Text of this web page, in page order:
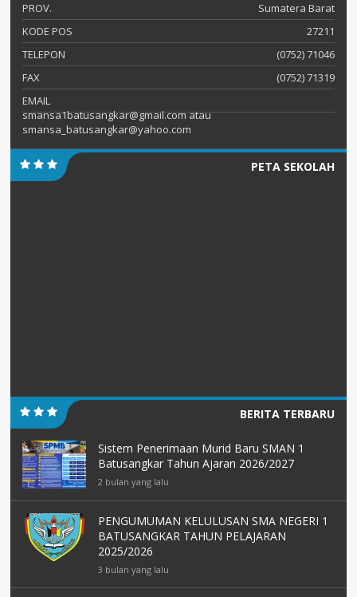
PROV.
Sumatera Barat
KODE POS
27211
TELEPON
(0752) 71046
FAX
(0752) 71319
EMAIL
smansa1batusangkar@gmail.com atau
smansa_batusangkar@yahoo.com
PETA SEKOLAH
BERITA TERBARU
Sistem Penerimaan Murid Baru SMAN 1
Batusangkar Tahun Ajaran 2026/2027
2 bulan yang lalu
PENGUMUMAN KELULUSAN SMA NEGERI 1
BATUSANGKAR TAHUN PELAJARAN
2025/2026
3 bulan yang lalu